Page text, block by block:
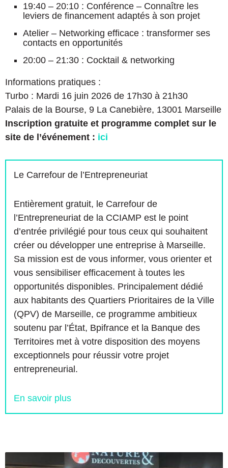
19:40 – 20:10 : Conférence – Connaître les
leviers de financement adaptés à son projet
Atelier – Networking efficace : transformer ses
contacts en opportunités
20:00 – 21:30 : Cocktail & networking
Informations pratiques :
Turbo : Mardi 16 juin 2026 de 17h30 à 21h30
Palais de la Bourse, 9 La Canebière, 13001 Marseille
Inscription gratuite et programme complet sur le
site de l’événement : ici
Le Carrefour de l’Entrepreneuriat
Entièrement gratuit, le Carrefour de
l’Entrepreneuriat de la CCIAMP est le point
d’entrée privilégié pour tous ceux qui souhaitent
créer ou développer une entreprise à Marseille.
Sa mission est de vous informer, vous orienter et
vous sensibiliser efficacement à toutes les
opportunités disponibles. Principalement dédié
aux habitants des Quartiers Prioritaires de la Ville
(QPV) de Marseille, ce programme ambitieux
soutenu par l’État, Bpifrance et la Banque des
Territoires met à votre disposition des moyens
exceptionnels pour réussir votre projet
entrepreneurial.
En savoir plus